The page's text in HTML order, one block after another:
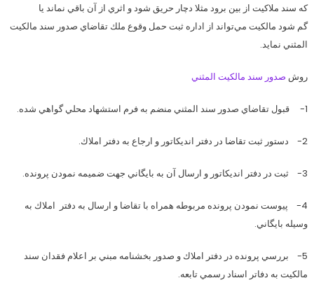
كه سند ملاكيت از بين برود مثلا دچار حريق شود و اثري از آن باقي نماند يا
گم شود مالكيت مي‌تواند از اداره ثبت حمل وقوع ملك تقاضاي صدور سند مالكيت
المثني نمايد.
روش صدور سند مالكيت المثني
1- قبول تقاضاي صدور سند المثني منضم به فرم استشهاد محلي گواهي شده.
2- دستور ثبت تقاضا در دفتر انديكاتور و ارجاع به دفتر املاك.
3- ثبت در دفتر انديكاتور و ارسال آن به بايگاني جهت ضميمه نمودن پرونده.
4- پيوست نمودن پرونده مربوطه همراه با تقاضا و ارسال به دفتر املاك به
وسيله بايگاني.
5- بررسي پرونده در دفتر املاك و صدور بخشنامه مبني بر اعلام فقدان سند
مالكيت به دفاتر اسناد رسمي تابعه.